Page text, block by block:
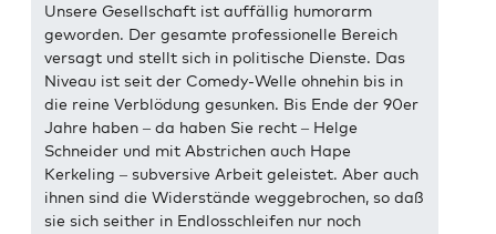
Unsere Gesellschaft ist auffällig humorarm
geworden. Der gesamte professionelle Bereich
versagt und stellt sich in politische Dienste. Das
Niveau ist seit der Comedy-Welle ohnehin bis in
die reine Verblödung gesunken. Bis Ende der 90er
Jahre haben – da haben Sie recht – Helge
Schneider und mit Abstrichen auch Hape
Kerkeling – subversive Arbeit geleistet. Aber auch
ihnen sind die Widerstände weggebrochen, so daß
sie sich seither in Endlosschleifen nur noch